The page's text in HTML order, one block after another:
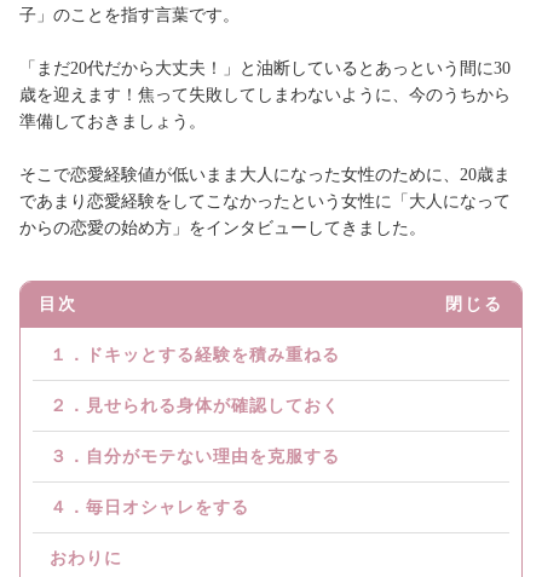
子」のことを指す言葉です。
「まだ20代だから大丈夫！」と油断しているとあっという間に30
歳を迎えます！焦って失敗してしまわないように、今のうちから
準備しておきましょう。
そこで恋愛経験値が低いまま大人になった女性のために、20歳ま
であまり恋愛経験をしてこなかったという女性に「大人になって
からの恋愛の始め方」をインタビューしてきました。
目次 閉じる
１．ドキッとする経験を積み重ねる
２．見せられる身体が確認しておく
３．自分がモテない理由を克服する
４．毎日オシャレをする
おわりに